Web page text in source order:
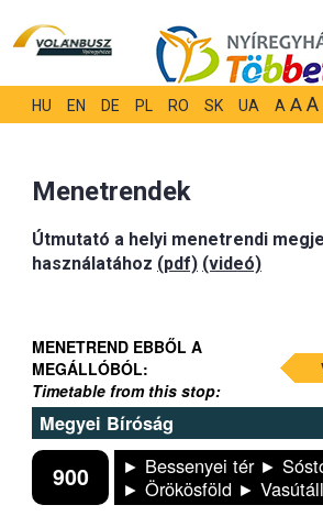
HU EN DE PL RO SK UA A A A
Menetrendek
Útmutató a helyi menetrendi
használatához (pdf) (videó)
MENETREND EBBŐL A
MEGÁLLÓBÓL:
Timetable from this stop:
Megyei Bíróság
900
► Bessenyei tér ►
► Örökösföld ►